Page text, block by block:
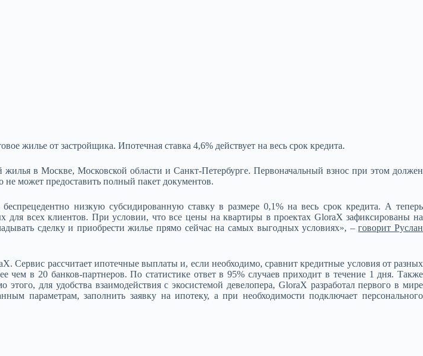
жилье от застройщика. Ипотечная ставка 4,6% действует на весь срок кредита.
жилья в Москве, Московской области и Санкт-Петербурге. Первоначальный взнос при этом должен
не может предоставить полный пакет документов.
низкую субсидированную ставку в размере 0,1% на весь срок кредита. А теперь
всех клиентов. При условии, что все цены на квартиры в проектах GloraX зафиксированы на
сделку и приобрести жилье прямо сейчас на самых выгодных условиях», –говорит Руслан
Сервис рассчитает ипотечные выплаты и, если необходимо, сравнит кредитные условия от разных
чем в 20 банков-партнеров. По статистике ответ в 95% случаев приходит в течение 1 дня. Также
для удобства взаимодействия с экосистемой девелопера, GloraX разработал первого в мире
параметрам, заполнить заявку на ипотеку, а при необходимости подключает персонального